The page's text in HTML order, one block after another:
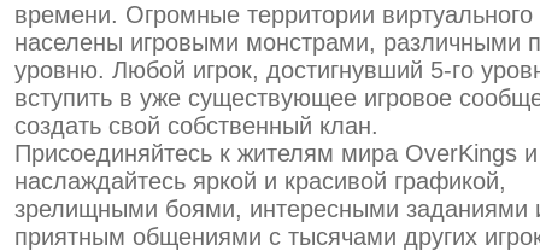
времени. Огромные территории
населены игровыми монстрами, различными
уровню. Любой игрок, достигнувший 5-го
вступить в уже существующее игровое
создать свой собственный клан.
Присоединяйтесь к жителям мира OverKings и
наслаждайтесь яркой и красивой графикой,
зрелищными боями, интересными заданиями
приятным общениями с тысячами других